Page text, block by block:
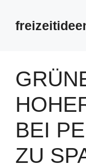
Inhalt
springen
BEI
ZU